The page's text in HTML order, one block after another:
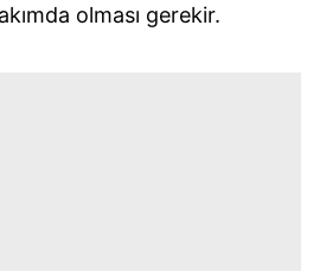
olması gerekir.